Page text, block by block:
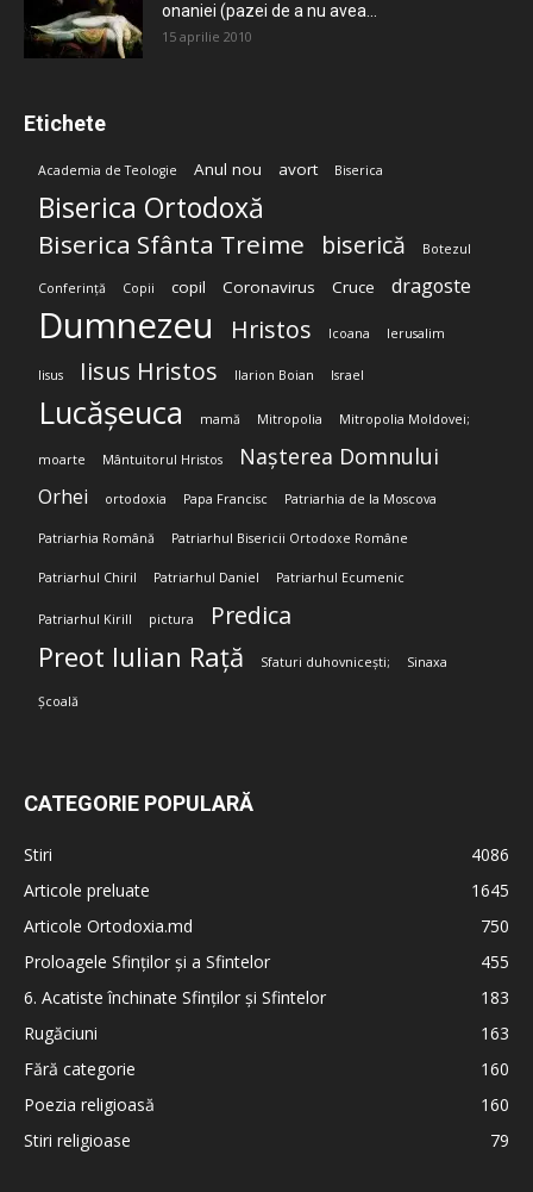
onaniei (pazei de a nu avea...
15 aprilie 2010
Etichete
Academia de Teologie Anul nou avort Biserica
Biserica Ortodoxă
Biserica Sfânta Treime biserică Botezul
Conferință Copii copil Coronavirus Cruce dragoste
Dumnezeu Hristos Icoana Ierusalim
Iisus Iisus Hristos Ilarion Boian Israel
Lucășeuca mamă Mitropolia Mitropolia Moldovei;
moarte Mântuitorul Hristos Nașterea Domnului
Orhei ortodoxia Papa Francisc Patriarhia de la Moscova
Patriarhia Română Patriarhul Bisericii Ortodoxe Române
Patriarhul Chiril Patriarhul Daniel Patriarhul Ecumenic
Patriarhul Kirill pictura Predica
Preot Iulian Rață Sfaturi duhovnicești; Sinaxa
Școală
CATEGORIE POPULARĂ
Stiri
4086
Articole preluate
1645
Articole Ortodoxia.md
750
Proloagele Sfinților și a Sfintelor
455
6. Acatiste închinate Sfinților și Sfintelor
183
Rugăciuni
163
Fără categorie
160
Poezia religioasă
160
Stiri religioase
79